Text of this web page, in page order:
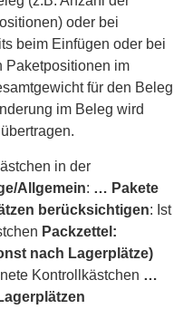
oder bei
beim Einfügen oder bei
Paketpositionen im
für den Beleg
im Beleg wird
in der
Allgemein: … Pakete
berücksichtigen: Ist
Packzettel:
nach Lagerplätze)
Kontrollkästchen …